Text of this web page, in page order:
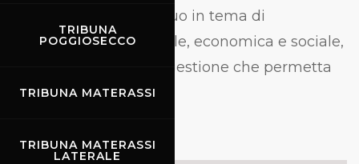
TRIBUNA
POGGIOSECCO
TRIBUNA MATERASSI
TRIBUNA MATERASSI
LATERALE
miglioramento continuo in tema di
sostenibilità ambientale, economica e sociale,
e attivi un sistema di gestione che permetta
di raggiungerli.